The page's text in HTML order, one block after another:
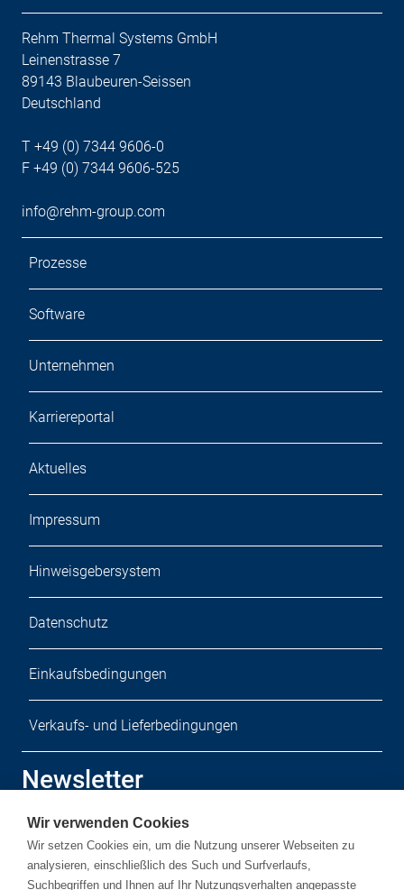
Rehm Thermal Systems GmbH
Leinenstrasse 7
89143 Blaubeuren-Seissen
Deutschland
T +49 (0) 7344 9606-0
F +49 (0) 7344 9606-525
info@rehm-group.com
Prozesse
Software
Unternehmen
Karriereportal
Aktuelles
Impressum
Hinweisgebersystem
Datenschutz
Einkaufsbedingungen
Verkaufs- und Lieferbedingungen
Newsletter
Melden Sie sich zu unserem kostenlosen Newsletter an.
Wir verwenden Cookies
Wir setzen Cookies ein, um die Nutzung unserer Webseiten zu
analysieren, einschließlich des Such und Surfverlaufs,
Suchbegriffen und Ihnen auf Ihr Nutzungsverhalten angepasste